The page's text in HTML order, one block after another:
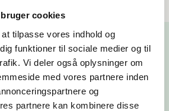
cookies
tilpasse vores indhold og
funktioner til sociale medier og til
Vi deler også oplysninger om
med vores partnere inden
og
partnere kan kombinere disse
Ring til os
7730 7272
Skriv til os